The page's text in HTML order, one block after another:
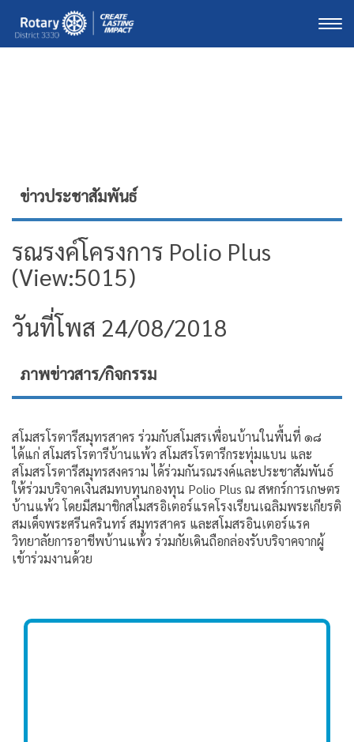
ข่าวประชาสัมพันธ์
รณรงค์โครงการ Polio Plus
(View:5015)
วันที่โพส 24/08/2018
ภาพข่าวสาร/กิจกรรม
สโมสรโรตารีสมุทรสาคร ร่วมกับสโมสรเพื่อนบ้านในพื้นที่ ๑๘
ได้แก่ สโมสรโรตารีบ้านแพ้ว สโมสรโรตารีกระทุ่มแบน และ
สโมสรโรตารีสมุทรสงคราม ได้ร่วมกันรณรงค์และประชาสัมพันธ์
ให้ร่วมบริจาคเงินสมทบทุนกองทุน Polio Plus ณ สหกร์การเกษตร
บ้านแพ้ว โดยมีสมาชิกสโมสรอิเตอร์แรคโรงเรียนเฉลิมพระเกียรติ
สมเด็จพระศรีนครินทร์ สมุทรสาคร และสโมสรอินเตอร์แรค
วิทยาลัยการอาชีพบ้านแพ้ว ร่วมกัยเดินถือกล่องรับบริจาคจากผู้
เข้าร่วมงานด้วย